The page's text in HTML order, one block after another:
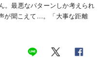
。最悪なパターンしか考えられ
が聞こえて…。「大事な距離